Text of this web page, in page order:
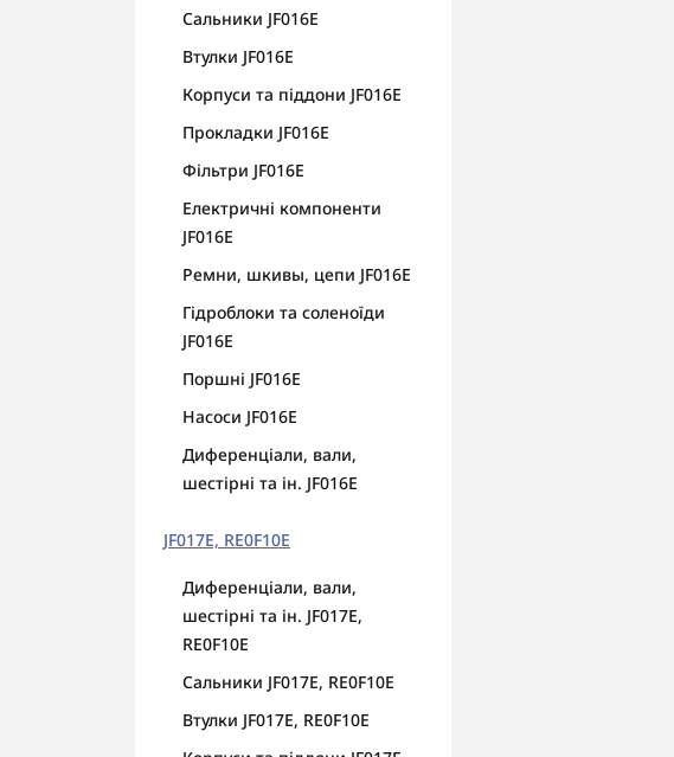
Сальники JF016E
Втулки JF016E
Корпуси та піддони JF016E
Прокладки JF016E
Фільтри JF016E
Електричні компоненти
JF016E
Ремни, шкивы, цепи JF016E
Гідроблоки та соленоїди
JF016E
Поршні JF016E
Насоси JF016E
Диференціали, вали,
шестірні та ін. JF016E
JF017E, RE0F10E
Диференціали, вали,
шестірні та ін. JF017E,
RE0F10E
Сальники JF017E, RE0F10E
Втулки JF017E, RE0F10E